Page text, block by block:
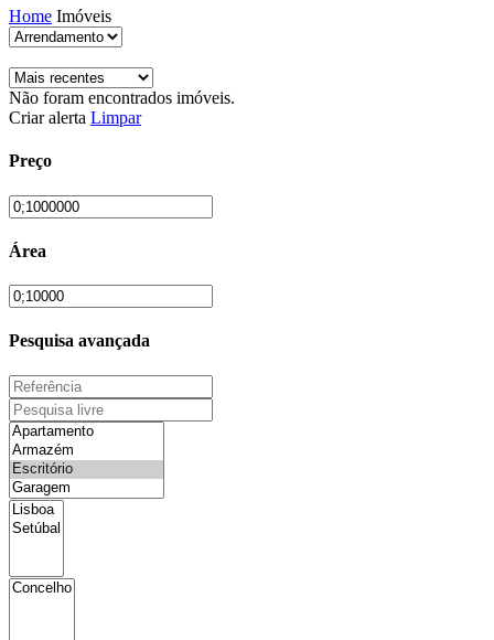
Home Imóveis
Não foram encontrados imóveis.
Criar alerta Limpar
Preço
Área
Pesquisa avançada